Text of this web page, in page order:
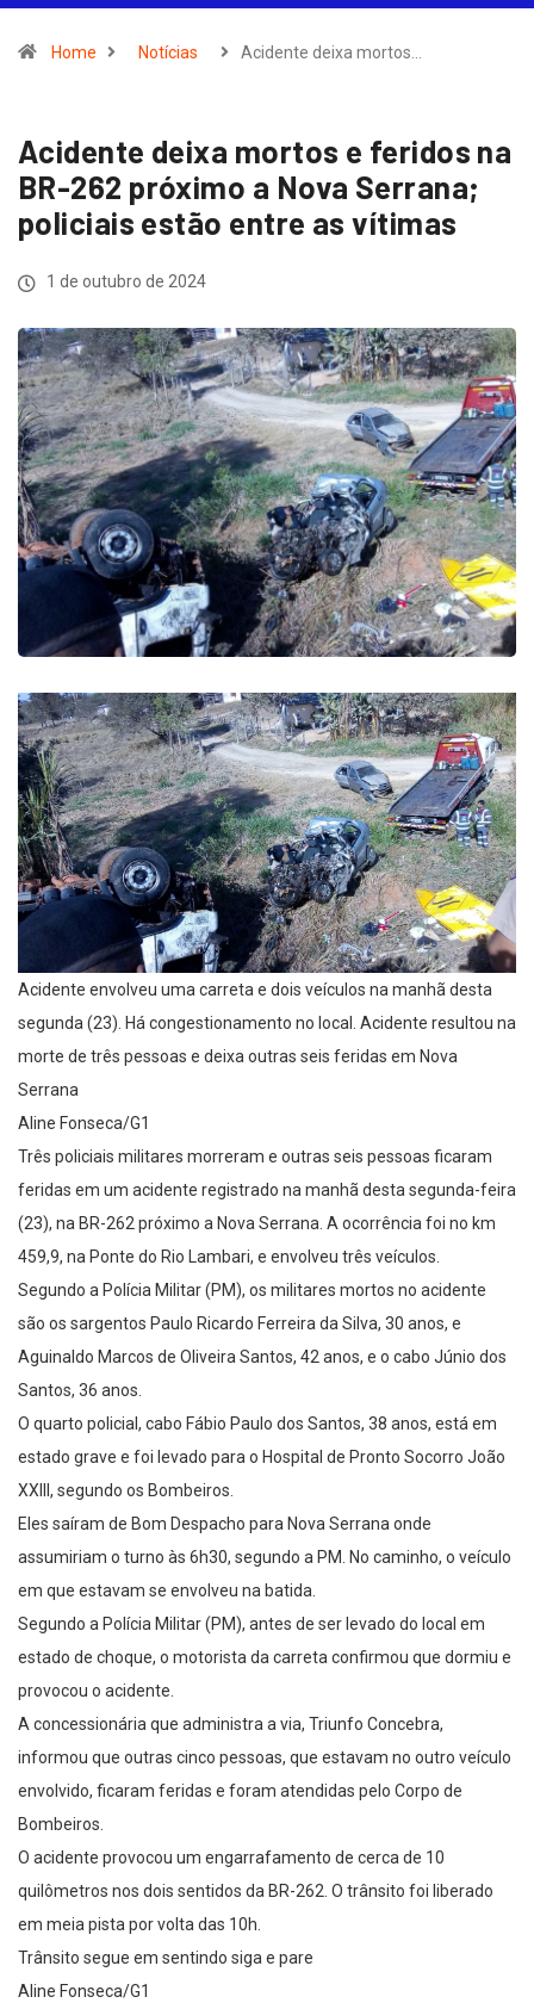
Home Notícias Acidente deixa mortos…
Acidente deixa mortos e feridos na
BR-262 próximo a Nova Serrana;
policiais estão entre as vítimas
1 de outubro de 2024
Acidente envolveu uma carreta e dois veículos na manhã desta
segunda (23). Há congestionamento no local. Acidente resultou na
morte de três pessoas e deixa outras seis feridas em Nova
Serrana
Aline Fonseca/G1
Três policiais militares morreram e outras seis pessoas ficaram
feridas em um acidente registrado na manhã desta segunda-feira
(23), na BR-262 próximo a Nova Serrana. A ocorrência foi no km
459,9, na Ponte do Rio Lambari, e envolveu três veículos.
Segundo a Polícia Militar (PM), os militares mortos no acidente
são os sargentos Paulo Ricardo Ferreira da Silva, 30 anos, e
Aguinaldo Marcos de Oliveira Santos, 42 anos, e o cabo Júnio dos
Santos, 36 anos.
O quarto policial, cabo Fábio Paulo dos Santos, 38 anos, está em
estado grave e foi levado para o Hospital de Pronto Socorro João
XXIII, segundo os Bombeiros.
Eles saíram de Bom Despacho para Nova Serrana onde
assumiriam o turno às 6h30, segundo a PM. No caminho, o veículo
em que estavam se envolveu na batida.
Segundo a Polícia Militar (PM), antes de ser levado do local em
estado de choque, o motorista da carreta confirmou que dormiu e
provocou o acidente.
A concessionária que administra a via, Triunfo Concebra,
informou que outras cinco pessoas, que estavam no outro veículo
envolvido, ficaram feridas e foram atendidas pelo Corpo de
Bombeiros.
O acidente provocou um engarrafamento de cerca de 10
quilômetros nos dois sentidos da BR-262. O trânsito foi liberado
em meia pista por volta das 10h.
Trânsito segue em sentindo siga e pare
Aline Fonseca/G1